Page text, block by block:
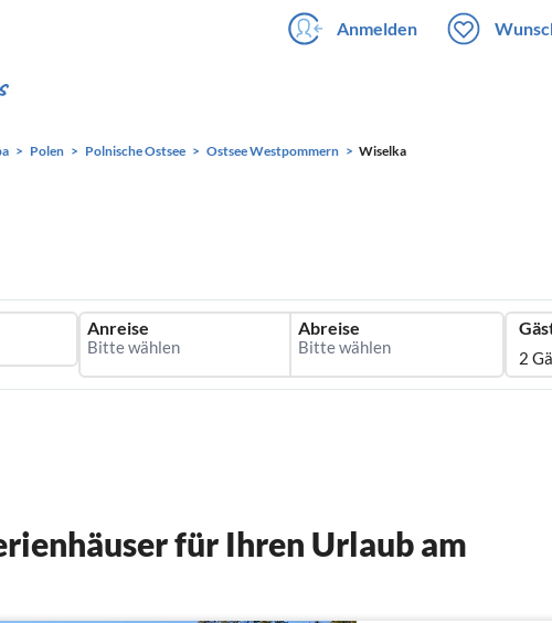
Anmelden
Polen Polnische Ostsee Ostsee Westpommern Wiselka
Anreise Abreise
2
für Ihren Urlaub am